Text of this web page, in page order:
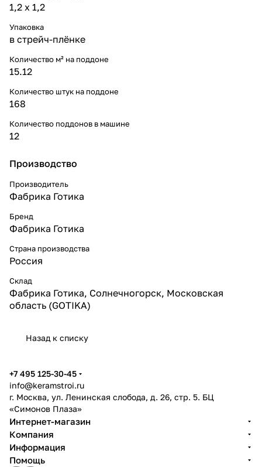
1,2 x 1,2
Упаковка
в стрейч-плёнке
Количество м² на поддоне
15.12
Количество штук на поддоне
168
Количество поддонов в машине
12
Производство
Производитель
Фабрика Готика
Бренд
Фабрика Готика
Страна производства
Россия
Склад
Фабрика Готика, Солнечногорск, Московская
область (GOTIKA)
Назад к списку
+7 495 125-30-45
info@keramstroi.ru
г. Москва, ул. Ленинская слобода, д. 26, стр. 5. БЦ
«Симонов Плаза»
Интернет-магазин
Компания
Информация
Помощь